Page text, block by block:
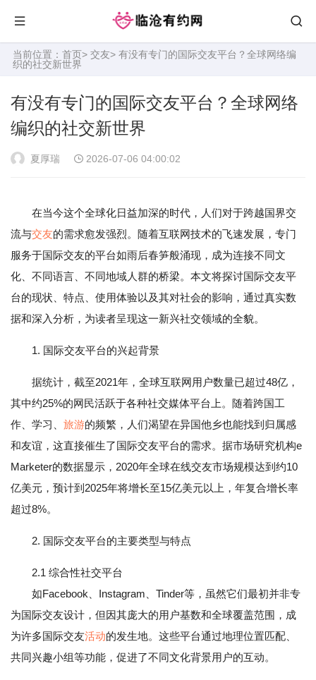
当前位置： 首页> 交友> 有没有专门的国际交友平台？全球网络编
织的社交新世界
有没有专门的国际交友平台？全球网络
编织的社交新世界
夏厚瑞 2026-07-06 04:00:02
在当今这个全球化日益加深的时代，人们对于跨越国界交
流与交友的需求愈发强烈。随着互联网技术的飞速发展，专门
服务于国际交友的平台如雨后春笋般涌现，成为连接不同文
化、不同语言、不同地域人群的桥梁。本文将探讨国际交友平
台的现状、特点、使用体验以及其对社会的影响，通过真实数
据和深入分析，为读者呈现这一新兴社交领域的全貌。
1. 国际交友平台的兴起背景
据统计，截至2021年，全球互联网用户数量已超过48亿，
其中约25%的网民活跃于各种社交媒体平台上。随着跨国工
作、学习、 旅游的频繁，人们渴望在异国他乡也能找到归属感
和友谊，这直接催生了国际交友平台的需求。据市场研究机构e
Marketer的数据显示，2020年全球在线交友市场规模达到约10
亿美元，预计到2025年将增长至15亿美元以上，年复合增长率
超过8%。
2. 国际交友平台的主要类型与特点
2.1 综合性社交平台
如Facebook、Instagram、Tinder等，虽然它们最初并非专
为国际交友设计，但因其庞大的用户基数和全球覆盖范围，成
为许多国际交友活动的发生地。这些平台通过地理位置匹配、
共同兴趣小组等功能，促进了不同文化背景用户的互动。